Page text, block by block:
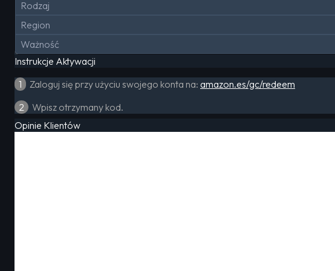
Rodzaj
Region
Ważność
Instrukcje Aktywacji
1
Zaloguj się przy użyciu swojego konta na: amazon.es/gc/redeem
2
Wpisz otrzymany kod.
Opinie Klientów